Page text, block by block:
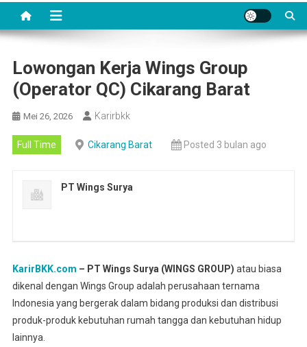
Lowongan Kerja Wings Group
(Operator QC) Cikarang Barat
Mei 26, 2026 Karirbkk
Full Time Cikarang Barat Posted 3 bulan ago
PT Wings Surya
KarirBKK.com – PT Wings Surya (WINGS GROUP) atau biasa
dikenal dengan Wings Group adalah perusahaan ternama
Indonesia yang bergerak dalam bidang produksi dan distribusi
produk-produk kebutuhan rumah tangga dan kebutuhan hidup
lainnya.